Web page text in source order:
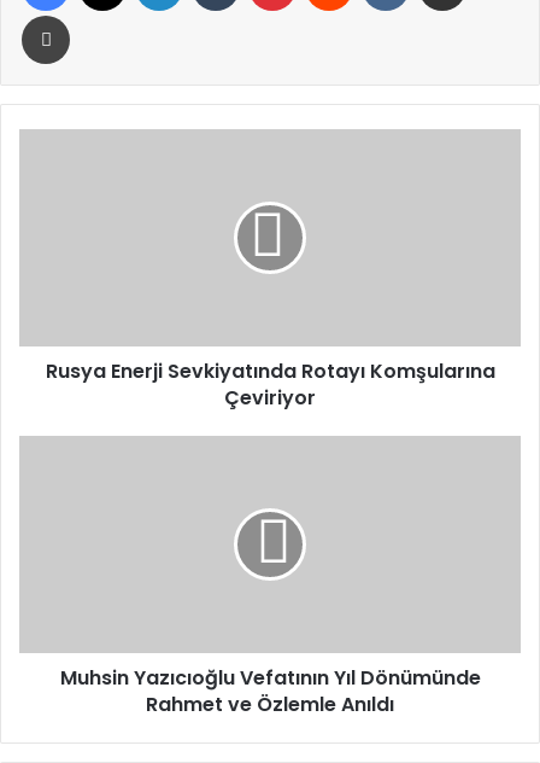
Yazdır
Rusya Enerji Sevkiyatında Rotayı Komşularına
Çeviriyor
Anıldı
Muhsin Yazıcıoğlu Vefatının Yıl Dönümünde
Rahmet ve Özlemle Anıldı